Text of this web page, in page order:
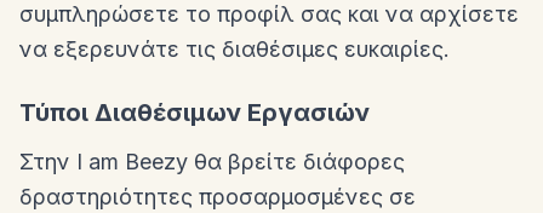
συμπληρώσετε το προφίλ σας και να αρχίσετε
να εξερευνάτε τις διαθέσιμες ευκαιρίες.
Τύποι Διαθέσιμων Εργασιών
Στην I am Beezy θα βρείτε διάφορες
δραστηριότητες προσαρμοσμένες σε